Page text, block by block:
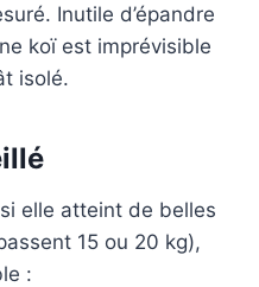
Inutile d’épandre
koï est imprévisible
isolé.
elle atteint de belles
15 ou 20 kg),
: